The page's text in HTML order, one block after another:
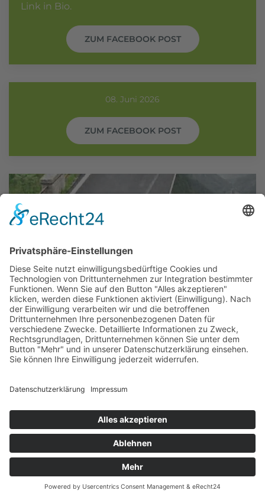
Link in Bio.
ZUM FACEBOOK POST
08. Juni 2026
ZUM FACEBOOK POST
02. Juni 2026
🏔️ Dieses Jahr zählen die Anstiege doppelt. Wir
haben uns mit @passopro